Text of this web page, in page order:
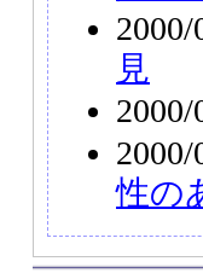
2000/
見
2000/
2000/
性の